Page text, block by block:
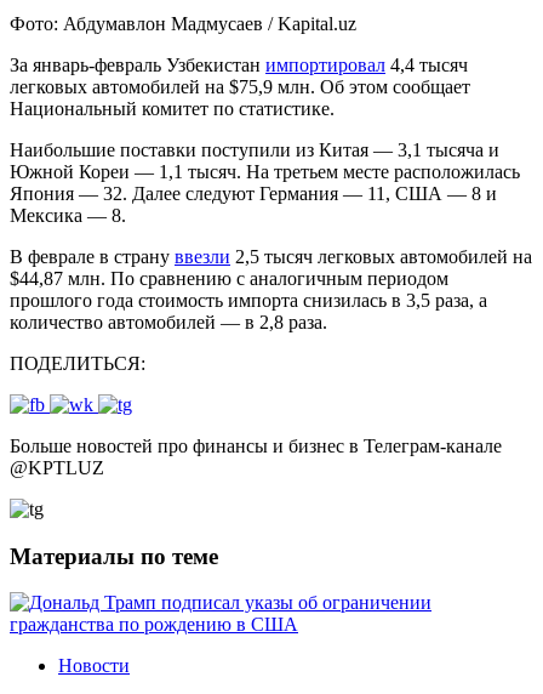
Фото: Абдумавлон Мадмусаев / Kapital.uz
За январь-февраль Узбекистан импортировал 4,4 тысяч
легковых автомобилей на $75,9 млн. Об этом сообщает
Национальный комитет по статистике.
Наибольшие поставки поступили из Китая — 3,1 тысяча и
Южной Кореи — 1,1 тысяч. На третьем месте расположилась
Япония — 32. Далее следуют Германия — 11, США — 8 и
Мексика — 8.
В феврале в страну ввезли 2,5 тысяч легковых автомобилей на
$44,87 млн. По сравнению с аналогичным периодом
прошлого года стоимость импорта снизилась в 3,5 раза, а
количество автомобилей — в 2,8 раза.
ПОДЕЛИТЬСЯ:
Больше новостей про финансы и бизнес в Телеграм-канале
@KPTLUZ
Материалы по теме
Новости